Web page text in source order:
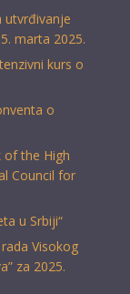
utvrđivanje
marta 2025.
kurs o
o
of the High
Council for
u Srbiji“
Visokog
za 2025.